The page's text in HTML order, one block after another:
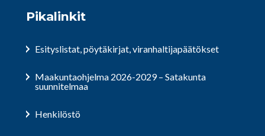
Pikalinkit
Esityslistat, pöytäkirjat, viranhaltijapäätökset
Maakuntaohjelma 2026-2029 – Satakunta
suunnitelmaa
Henkilöstö